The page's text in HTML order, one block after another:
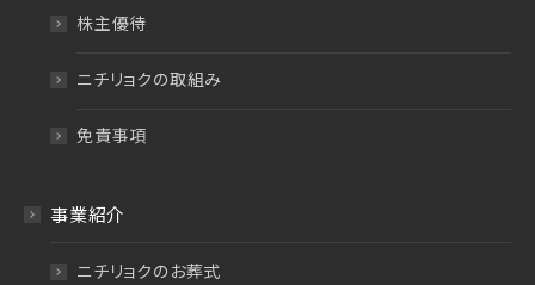
株主優待
ニチリョクの取組み
免責事項
事業紹介
ニチリョクのお葬式